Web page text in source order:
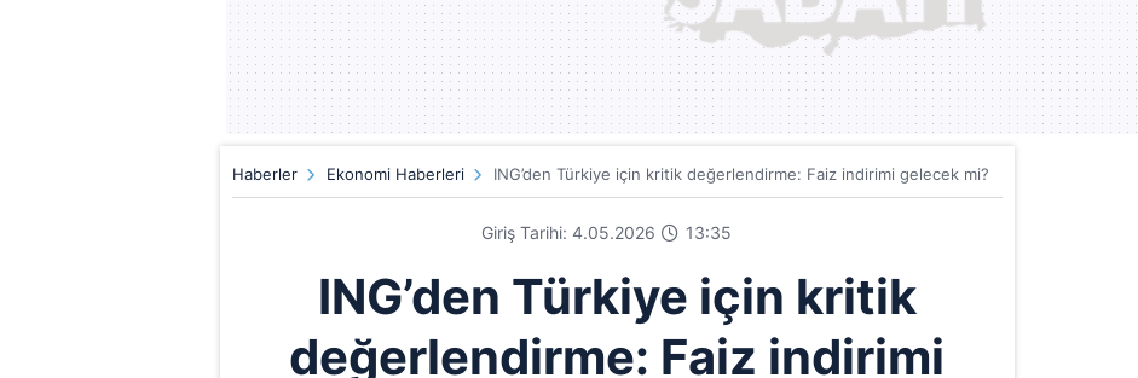
Haberler Ekonomi Haberleri ING’den Türkiye için kritik değerlendirme: Faiz indirimi gelecek mi?
Giriş Tarihi: 4.05.2026 13:35
ING’den Türkiye için kritik
değerlendirme: Faiz indirimi